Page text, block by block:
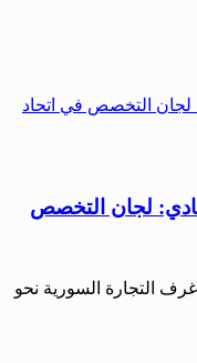
لجان التخصص
التجارة السورية نحو